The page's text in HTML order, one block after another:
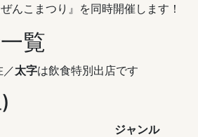
んこまつり』を同時開催します！
覧
太字は飲食特別出店です
ジャンル